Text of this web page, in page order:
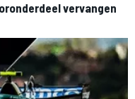
vervangen